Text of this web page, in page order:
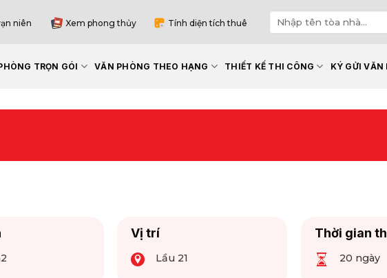
niên Xem phong thủy Tính diện tích thuê
TRỌN GÓI VĂN PHÒNG THEO HẠNG THIẾT KẾ THI CÔNG KÝ GỬI VĂN
Vị trí
Lầu 21
Thời gian
20 ngày